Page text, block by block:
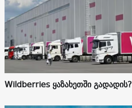
Wildberries ყაზახეთში გადადის?